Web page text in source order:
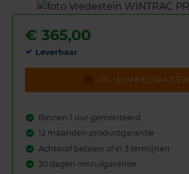
€ 365,00
Leverbaar
IN WINKELWAGEN
Binnen 1 uur gemonteerd
12 maanden productgarantie
Achteraf betalen of in 3 termijnen
30 dagen omruilgarantie